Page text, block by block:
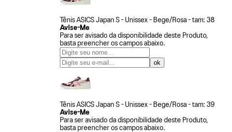
Tênis ASICS Japan S - Unissex - Bege/Rosa - tam: 38
Avise-Me
Para ser avisado da disponibilidade deste Produto,
basta preencher os campos abaixo.
Tênis ASICS Japan S - Unissex - Bege/Rosa - tam: 39
Avise-Me
Para ser avisado da disponibilidade deste Produto,
basta preencher os campos abaixo.